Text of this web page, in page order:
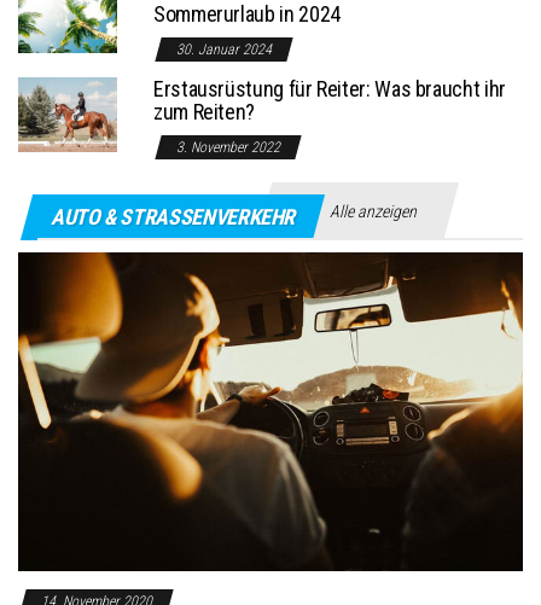
Sommerurlaub in 2024
30. Januar 2024
Erstausrüstung für Reiter: Was braucht ihr
zum Reiten?
3. November 2022
AUTO & STRASSENVERKEHR Alle anzeigen
14. November 2020